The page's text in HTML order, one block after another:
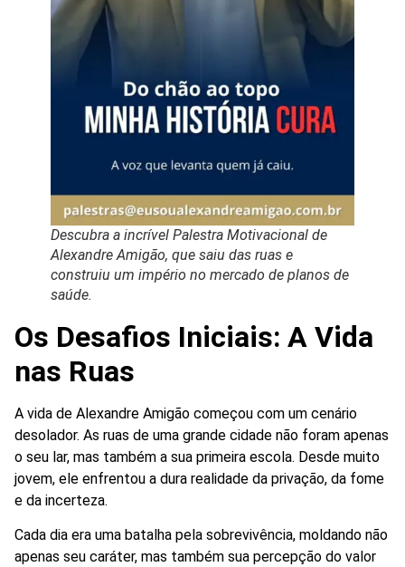
Descubra a incrível Palestra Motivacional de
Alexandre Amigão, que saiu das ruas e
construiu um império no mercado de planos de
saúde.
Os Desafios Iniciais: A Vida
nas Ruas
A vida de Alexandre Amigão começou com um cenário
desolador. As ruas de uma grande cidade não foram apenas
o seu lar, mas também a sua primeira escola. Desde muito
jovem, ele enfrentou a dura realidade da privação, da fome
e da incerteza.
Cada dia era uma batalha pela sobrevivência, moldando não
apenas seu caráter, mas também sua percepção do valor